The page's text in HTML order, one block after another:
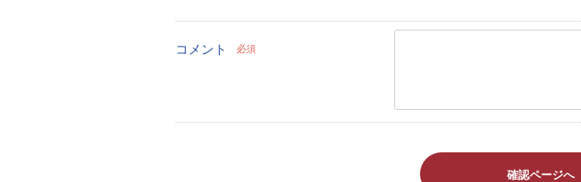
コメント 必須
確認ページへ